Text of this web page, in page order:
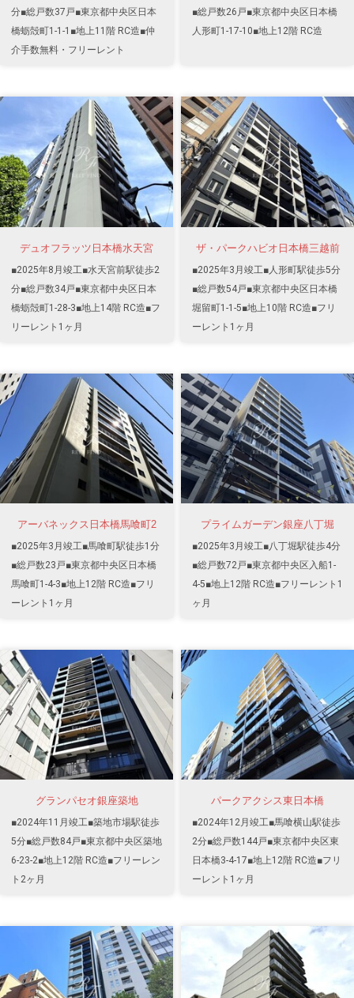
分■総戸数37戸■東京都中央区日本
橋蛎殻町1-1-1■地上11階 RC造■仲
介手数無料・フリーレント
■総戸数26戸■東京都中央区日本橋
人形町1-17-10■地上12階 RC造
デュオフラッツ日本橋水天宮
■2025年8月竣工■水天宮前駅徒歩2
分■総戸数34戸■東京都中央区日本
橋蛎殻町1-28-3■地上14階 RC造■フ
リーレント1ヶ月
ザ・パークハビオ日本橋三越前
■2025年3月竣工■人形町駅徒歩5分
■総戸数54戸■東京都中央区日本橋
堀留町1-1-5■地上10階 RC造■フリ
ーレント1ヶ月
アーバネックス日本橋馬喰町2
■2025年3月竣工■馬喰町駅徒歩1分
■総戸数23戸■東京都中央区日本橋
馬喰町1-4-3■地上12階 RC造■フリ
ーレント1ヶ月
プライムガーデン銀座八丁堀
■2025年3月竣工■八丁堀駅徒歩4分
■総戸数72戸■東京都中央区入船1-
4-5■地上12階 RC造■フリーレント1
ヶ月
グランパセオ銀座築地
■2024年11月竣工■築地市場駅徒歩
5分■総戸数84戸■東京都中央区築地
6-23-2■地上12階 RC造■フリーレン
ト2ヶ月
パークアクシス東日本橋
■2024年12月竣工■馬喰横山駅徒歩
2分■総戸数144戸■東京都中央区東
日本橋3-4-17■地上12階 RC造■フリ
ーレント1ヶ月